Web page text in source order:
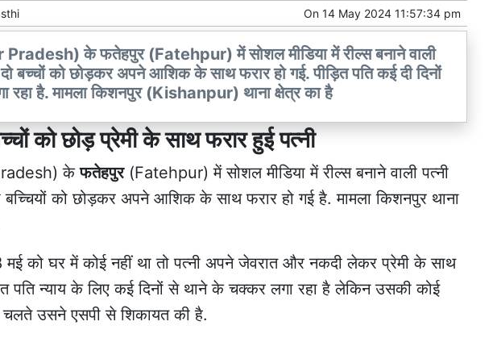
On 14 May 2024 11:57:34 pm
के फतेहपुर (Fatehpur) में सोशल मीडिया में रील्स बनाने वाली
बच्चों को छोड़कर अपने आशिक के साथ फरार हो गई. पीड़ित पति कई दी दिनों
रहा है. मामला किशनपुर (Kishanpur) थाना क्षेत्र का है
को छोड़ प्रेमी के साथ फरार हुई पत्नी
केफतेहपुर(Fatehpur) में सोशल मीडिया में रील्स बनाने वाली पत्नी
बच्चियों को छोड़कर अपने आशिक के साथ फरार हो गई है. मामला किशनपुर थाना
मई को घर में कोई नहीं था तो पत्नी अपने जेवरात और नकदी लेकर प्रेमी के साथ
पति न्याय के लिए कई दिनों से थाने के चक्कर लगा रहा है लेकिन उसकी कोई
चलते उसने एसपी से शिकायत की है.